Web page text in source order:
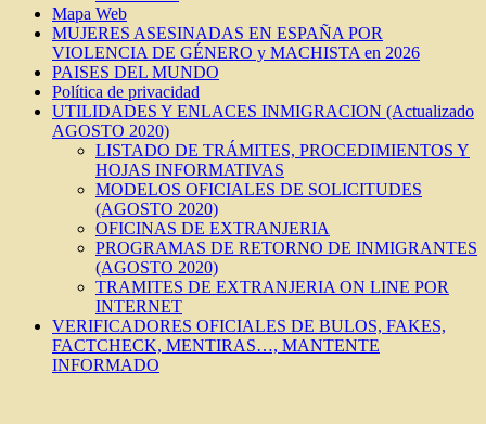
Mapa Web
MUJERES ASESINADAS EN ESPAÑA POR
VIOLENCIA DE GÉNERO y MACHISTA en 2026
PAISES DEL MUNDO
Política de privacidad
UTILIDADES Y ENLACES INMIGRACION (Actualizado
AGOSTO 2020)
LISTADO DE TRÁMITES, PROCEDIMIENTOS Y
HOJAS INFORMATIVAS
MODELOS OFICIALES DE SOLICITUDES
(AGOSTO 2020)
OFICINAS DE EXTRANJERIA
PROGRAMAS DE RETORNO DE INMIGRANTES
(AGOSTO 2020)
TRAMITES DE EXTRANJERIA ON LINE POR
INTERNET
VERIFICADORES OFICIALES DE BULOS, FAKES,
FACTCHECK, MENTIRAS…, MANTENTE
INFORMADO